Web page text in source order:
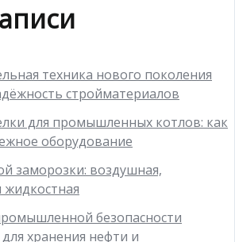
техника нового поколения
стройматериалов
для промышленных котлов: как
оборудование
заморозки: воздушная,
жидкостная
безопасности
хранения нефти и